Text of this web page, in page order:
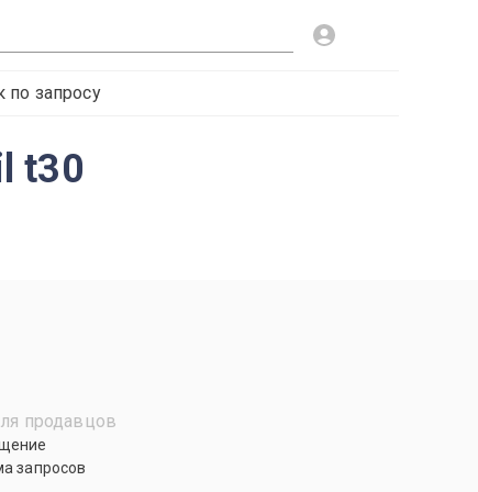
по запросу
t30
продавцов
запросов